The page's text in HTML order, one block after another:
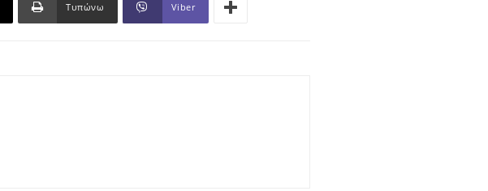
Τυπώνω Viber